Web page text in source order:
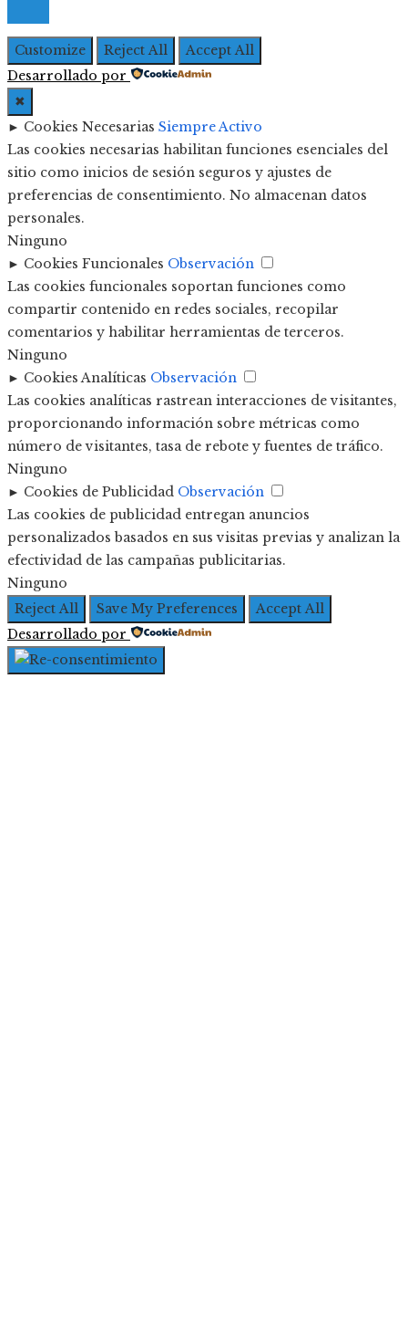
Customize Reject All
Accept All
Desarrollado por
✖
► Cookies Necesarias Siempre Activo
Las cookies necesarias habilitan funciones esenciales del
sitio como inicios de sesión seguros y ajustes de
preferencias de consentimiento. No almacenan datos
personales.
Ninguno
► Cookies Funcionales Observación
Las cookies funcionales soportan funciones como
compartir contenido en redes sociales, recopilar
comentarios y habilitar herramientas de terceros.
Ninguno
► Cookies Analíticas Observación
Las cookies analíticas rastrean interacciones de visitantes,
proporcionando información sobre métricas como
número de visitantes, tasa de rebote y fuentes de tráfico.
Ninguno
► Cookies de Publicidad Observación
Las cookies de publicidad entregan anuncios
personalizados basados en sus visitas previas y analizan la
efectividad de las campañas publicitarias.
Ninguno
Reject All
Save My Preferences
Accept All
Desarrollado por